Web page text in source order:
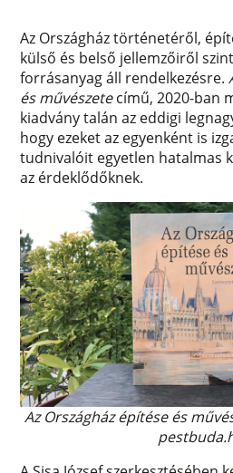
Az Országház történetéről,
külső és belső jellemzőiről
forrásanyag áll rendelkezésre.
és művészetecímű, 2020-ban
kiadvány talán az eddigi
hogy ezeket az egyenként is
tudnivalóit egyetlen hatalmas
az érdeklődőknek.
Az Országház építése és